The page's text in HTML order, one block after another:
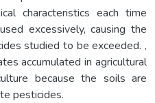
characteristics each time
excessively, causing the
studied to be exceeded. ,
accumulated in agricultural
because the soils are
pesticides.